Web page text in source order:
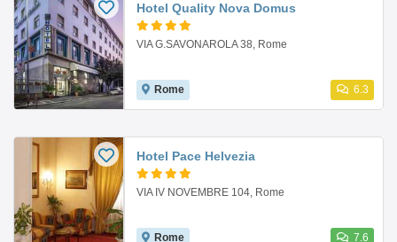
Hotel Quality Nova Domus
VIA G.SAVONAROLA 38, Rome
Rome 6.3
Hotel Pace Helvezia
VIA IV NOVEMBRE 104, Rome
Rome 7.6